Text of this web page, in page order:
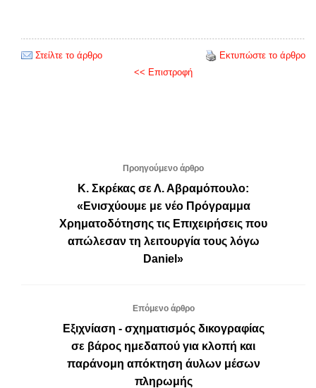
Στείλτε το άρθρο
Εκτυπώστε το άρθρο
<< Επιστροφή
Προηγούμενο άρθρο
Κ. Σκρέκας σε Λ. Αβραμόπουλο:
«Ενισχύουμε με νέο Πρόγραμμα
Χρηματοδότησης τις Επιχειρήσεις που
απώλεσαν τη λειτουργία τους λόγω
Daniel»
Επόμενο άρθρο
Εξιχνίαση - σχηματισμός δικογραφίας
σε βάρος ημεδαπού για κλοπή και
παράνομη απόκτηση άυλων μέσων
πληρωμής